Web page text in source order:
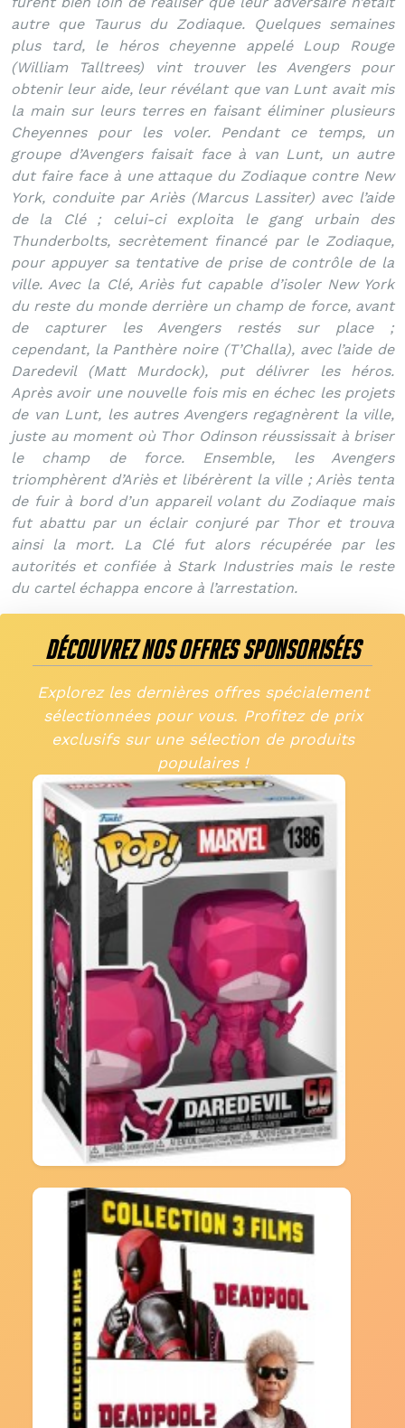
autre que Taurus du Zodiaque. Quelques semaines
plus tard, le héros cheyenne appelé Loup Rouge
(William Talltrees) vint trouver les Avengers pour
obtenir leur aide, leur révélant que van Lunt avait mis
la main sur leurs terres en faisant éliminer plusieurs
Cheyennes pour les voler. Pendant ce temps, un
groupe d’Avengers faisait face à van Lunt, un autre
dut faire face à une attaque du Zodiaque contre New
York, conduite par Ariès (Marcus Lassiter) avec l’aide
de la Clé ; celui-ci exploita le gang urbain des
Thunderbolts, secrètement financé par le Zodiaque,
pour appuyer sa tentative de prise de contrôle de la
ville. Avec la Clé, Ariès fut capable d’isoler New York
du reste du monde derrière un champ de force, avant
de capturer les Avengers restés sur place ;
cependant, la Panthère noire (T’Challa), avec l’aide de
Daredevil (Matt Murdock), put délivrer les héros.
Après avoir une nouvelle fois mis en échec les projets
de van Lunt, les autres Avengers regagnèrent la ville,
juste au moment où Thor Odinson réussissait à briser
le champ de force. Ensemble, les Avengers
triomphèrent d’Ariès et libérèrent la ville ; Ariès tenta
de fuir à bord d’un appareil volant du Zodiaque mais
fut abattu par un éclair conjuré par Thor et trouva
ainsi la mort. La Clé fut alors récupérée par les
autorités et confiée à Stark Industries mais le reste
du cartel échappa encore à l’arrestation.
DÉCOUVREZ NOS OFFRES SPONSORISÉES
Explorez les dernières offres spécialement
sélectionnées pour vous. Profitez de prix
exclusifs sur une sélection de produits
populaires !
Funko Pop! Marvel: DD 60th– Daredevil
16.00 €